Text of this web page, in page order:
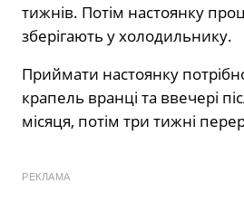
тижнів. Потім настоянку
зберігають у холодильнику.
Приймати настоянку
крапель вранці та ввечері
місяця, потім три тижні
РЕКЛАМА